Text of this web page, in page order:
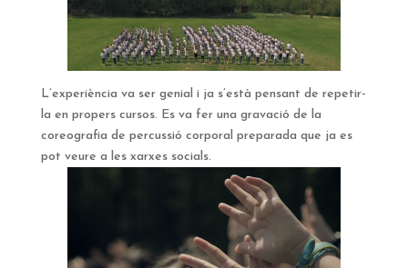
L’experiència va ser genial i ja s’està pensant de repetir-
la en propers cursos. Es va fer una gravació de la
coreografia de percussió corporal preparada que ja es
pot veure a les xarxes socials.